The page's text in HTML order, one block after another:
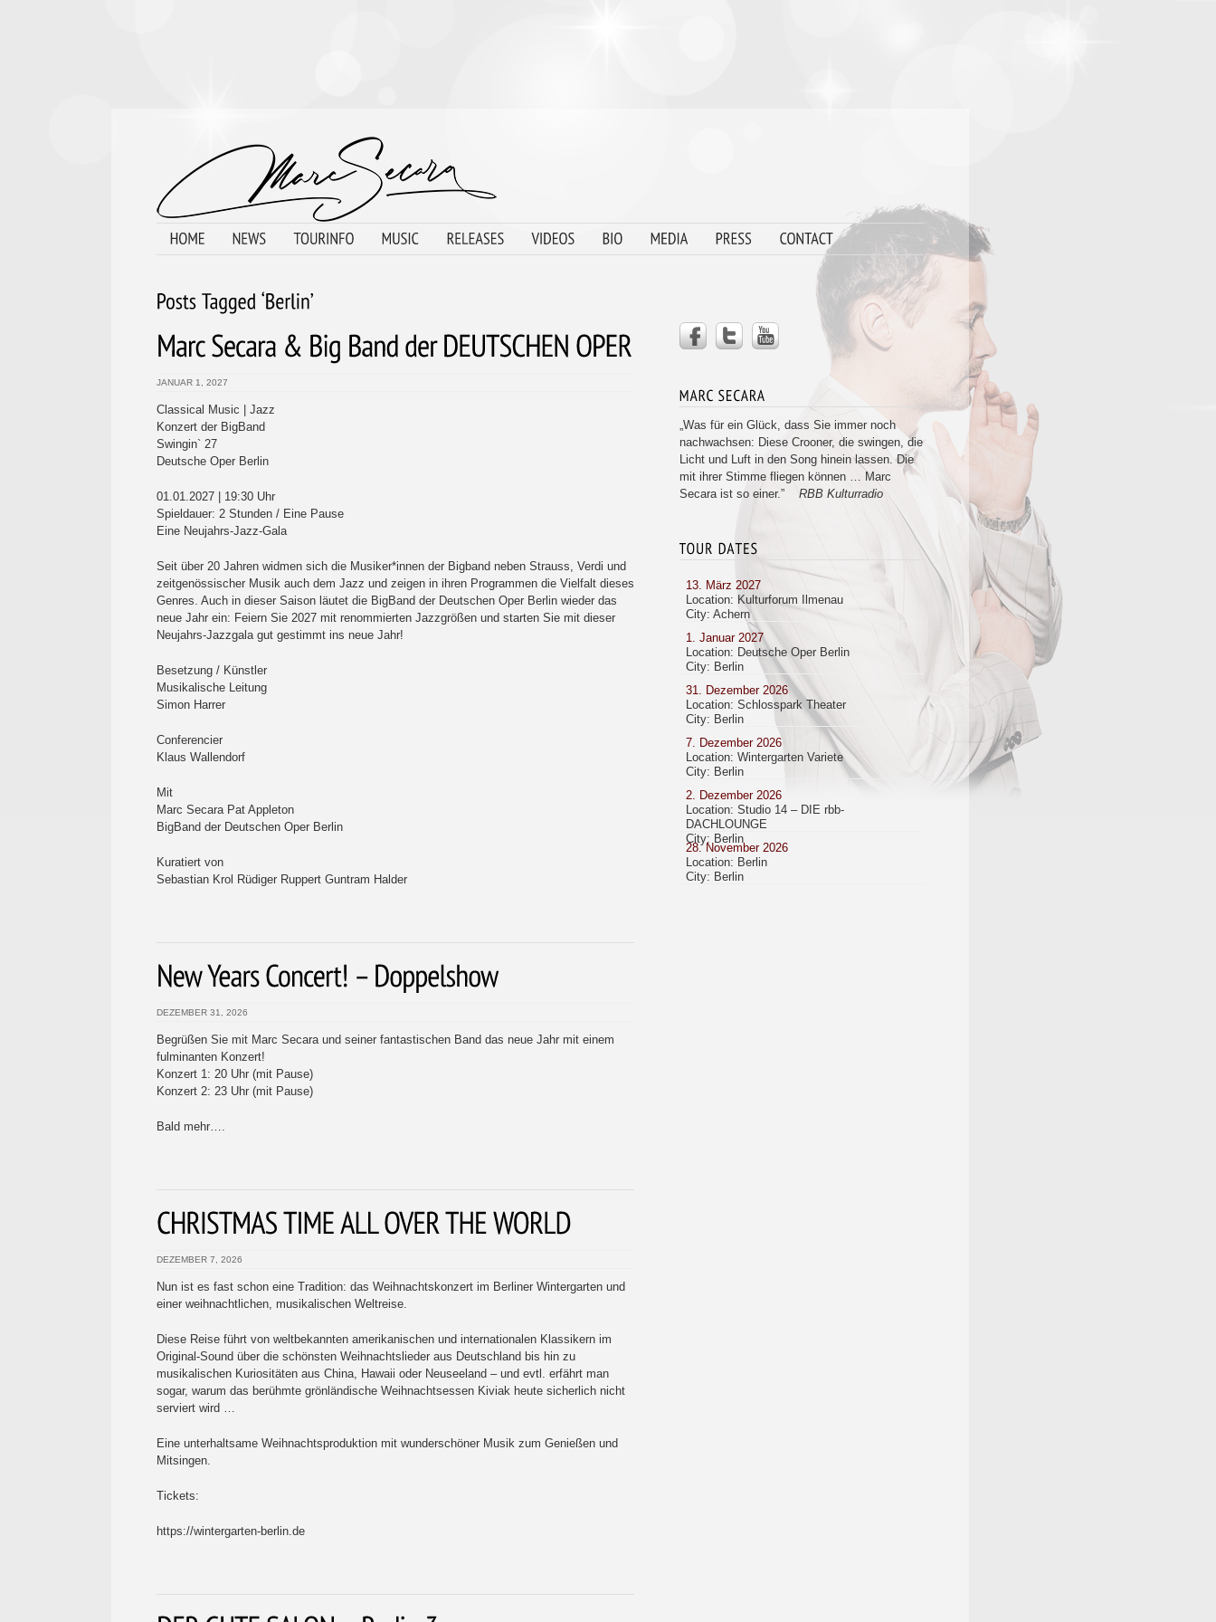
JANUAR 1, 2027
Classical Music | Jazz
Konzert der BigBand
Swingin` 27
Deutsche Oper Berlin
01.01.2027 | 19:30 Uhr
Spieldauer: 2 Stunden / Eine Pause
Eine Neujahrs-Jazz-Gala
Seit über 20 Jahren widmen sich die Musiker*innen der Bigband neben Strauss, Verdi und
zeitgenössischer Musik auch dem Jazz und zeigen in ihren Programmen die Vielfalt dieses
Genres. Auch in dieser Saison läutet die BigBand der Deutschen Oper Berlin wieder das
neue Jahr ein: Feiern Sie 2027 mit renommierten Jazzgrößen und starten Sie mit dieser
Neujahrs-Jazzgala gut gestimmt ins neue Jahr!
Besetzung / Künstler
Musikalische Leitung
Simon Harrer
Conferencier
Klaus Wallendorf
Mit
Marc Secara Pat Appleton
BigBand der Deutschen Oper Berlin
Kuratiert von
Sebastian Krol Rüdiger Ruppert Guntram Halder
DEZEMBER 31, 2026
Begrüßen Sie mit Marc Secara und seiner fantastischen Band das neue Jahr mit einem
fulminanten Konzert!
Konzert 1: 20 Uhr (mit Pause)
Konzert 2: 23 Uhr (mit Pause)
Bald mehr….
DEZEMBER 7, 2026
Nun ist es fast schon eine Tradition: das Weihnachtskonzert im Berliner Wintergarten und
einer weihnachtlichen, musikalischen Weltreise.
Diese Reise führt von weltbekannten amerikanischen und internationalen Klassikern im
Original-Sound über die schönsten Weihnachtslieder aus Deutschland bis hin zu
musikalischen Kuriositäten aus China, Hawaii oder Neuseeland – und evtl. erfährt man
sogar, warum das berühmte grönländische Weihnachtsessen Kiviak heute sicherlich nicht
serviert wird …
Eine unterhaltsame Weihnachtsproduktion mit wunderschöner Musik zum Genießen und
Mitsingen.
Tickets:
https://wintergarten-berlin.de
„Was für ein Glück, dass Sie immer noch
nachwachsen: Diese Crooner, die swingen, die
Licht und Luft in den Song hinein lassen. Die
mit ihrer Stimme fliegen können … Marc
Secara ist so einer.” RBB Kulturradio
13. März 2027
Location: Kulturforum Ilmenau
City: Achern
1. Januar 2027
Location: Deutsche Oper Berlin
City: Berlin
31. Dezember 2026
Location: Schlosspark Theater
City: Berlin
7. Dezember 2026
Location: Wintergarten Variete
City: Berlin
2. Dezember 2026
Location: Studio 14 – DIE rbb-
DACHLOUNGE
City: Berlin
28. November 2026
Location: Berlin
City: Berlin